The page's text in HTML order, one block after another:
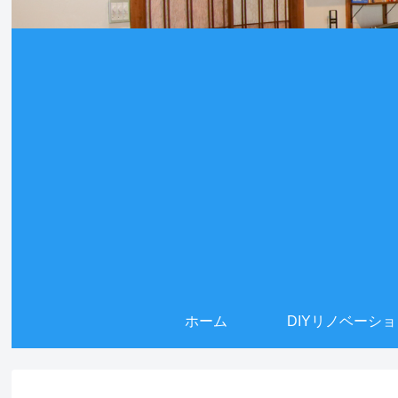
ホーム DIYリノベーシ